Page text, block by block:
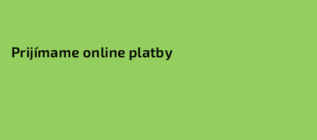
Prijímame online platby